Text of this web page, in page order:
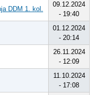
DDM 1. kol.
09.12.2024
- 19:40
01.12.2024
- 20:14
26.11.2024
- 12:09
11.10.2024
- 17:08